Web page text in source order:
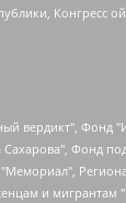
Конгресс
"Честные выборы", Еланчик Олег Александрович, Общество с ограниченной ответственностью "Нобелевский призыв", Гималова Регина Эмилевна, Григорьев Андрей Валерьевич, Григорьева Алина Александровна, Ассоциация по содействию защите прав призывников, альтернативнослужащих и военнослужащих "Правозащитная группа "Гражданин.Армия.Право", Хисамова Регина Фаритовна, Автономная некоммерческая организация по реализации социально-правовых программ "Лилит", Дальневосточное общественное движение "Маяк", Санкт-Петербургская ЛГБТ-инициативная группа "Выход", Инициативная группа ЛГБТ+ "Реверс", Алексеев Андрей Викторович, Бекбулатова Таисия Львовна, Беляев Иван Михайлович, Владыкина Елена Сергеевна, Гельман Марат